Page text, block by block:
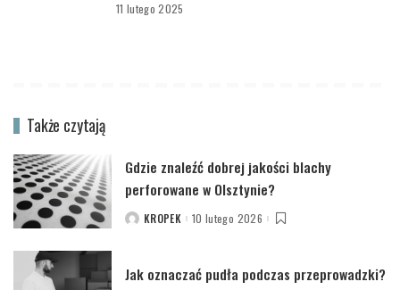
11 lutego 2025
Także czytają
Gdzie znaleźć dobrej jakości blachy
perforowane w Olsztynie?
POSTEDKROPEK 10 lutego 2026
Jak oznaczać pudła podczas przeprowadzki?